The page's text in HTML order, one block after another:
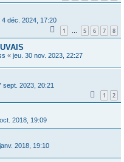
4 déc. 2024, 17:20
1 … 5 6 7 8
« jeu. 30 nov. 2023, 22:27
sept. 2023, 20:21
1 2
2018, 19:09
2018, 19:10